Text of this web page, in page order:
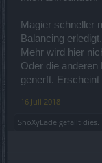
Magier schneller
Balancing erledigt.
Mehr wird hier
Oder die
generft.
16 Juli 2018
ShoXyLade gefällt dies.